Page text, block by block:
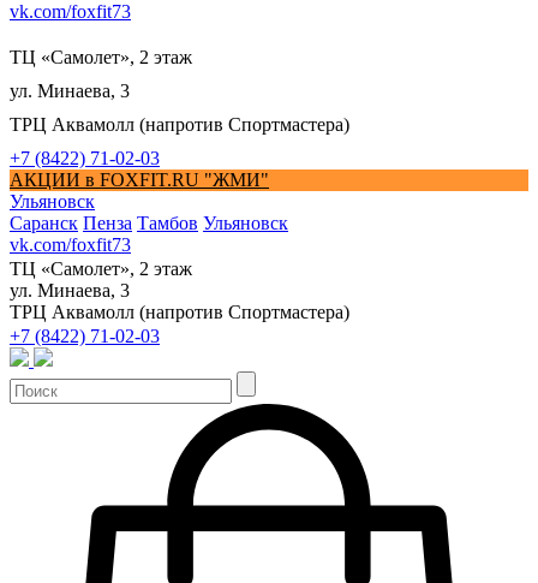
vk.com/foxfit73
ТЦ «Самолет», 2 этаж
ул. Минаева, 3
ТРЦ Аквамолл (напротив Спортмастера)
+7 (8422) 71-02-03
АКЦИИ в FOXFIT.RU "ЖМИ"
Ульяновск
Саранск Пенза Тамбов Ульяновск
vk.com/foxfit73
ТЦ «Самолет», 2 этаж
ул. Минаева, 3
ТРЦ Аквамолл (напротив Спортмастера)
+7 (8422) 71-02-03